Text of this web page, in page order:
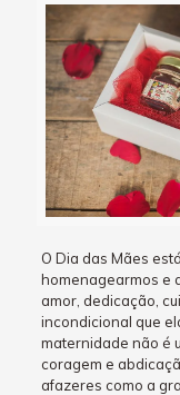
O Dia das Mães
homenagearmos e
amor, dedicação,
incondicional que
maternidade não é
coragem e
afazeres como a